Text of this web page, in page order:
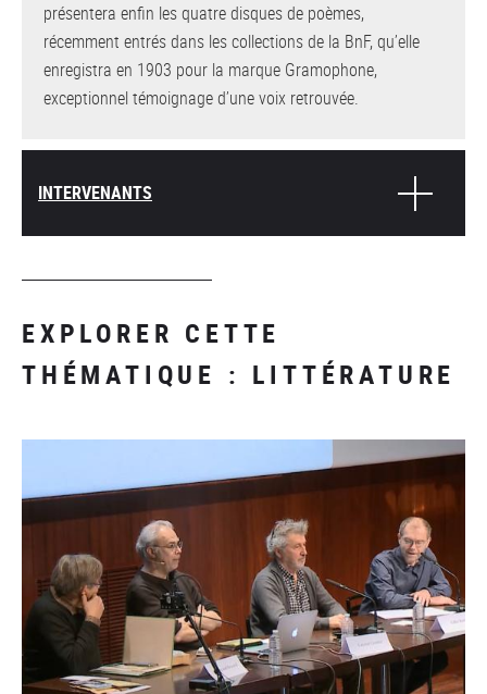
présentera enfin les quatre disques de poèmes,
récemment entrés dans les collections de la BnF, qu’elle
enregistra en 1903 pour la marque Gramophone,
exceptionnel témoignage d’une voix retrouvée.
INTERVENANTS
EXPLORER CETTE
THÉMATIQUE : LITTÉRATURE